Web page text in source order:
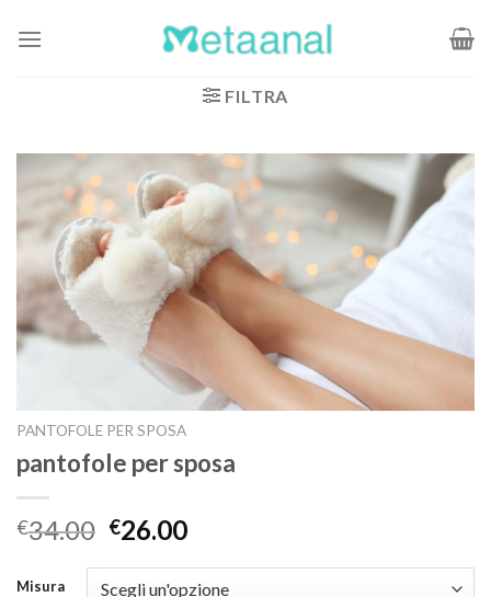
FILTRA
PANTOFOLE PER SPOSA
pantofole per sposa
€34.00 €26.00
Misura